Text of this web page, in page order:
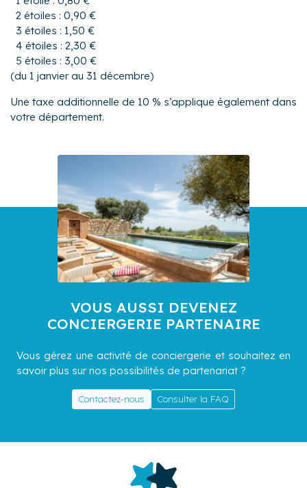
2 étoiles : 0,90 €
3 étoiles : 1,50 €
4 étoiles : 2,30 €
5 étoiles : 3,00 €
(du 1 janvier au 31 décembre)
Une taxe additionnelle de 10 % s’applique également dans
votre département.
VOUS AUSSI DEVENEZ
CONCIERGERIE PARTENAIRE
Vous gérez une activité de conciergerie et souhaitez en
savoir plus sur nos possibilités de partenariat ?
Contactez-nous Consulter la FAQ